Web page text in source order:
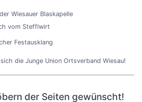
Wiesauer Blaskapelle
vom Stefflwirt
Festausklang
die Junge Union Ortsverband Wiesau!
der Seiten gewünscht!